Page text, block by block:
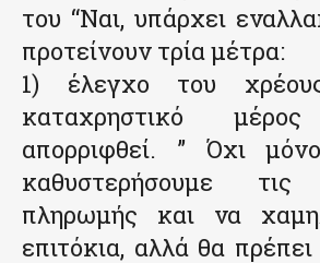
του “Ναι, υπάρχει
προτείνουν τρία μέτρα:
1) έλεγχο του
καταχρηστικό
απορριφθεί. ” Όχι
καθυστερήσουμε τις
πληρωμής και να
επιτόκια, αλλά θα